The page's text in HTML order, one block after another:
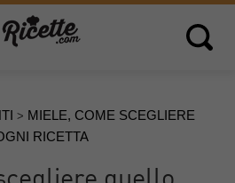
Open
> MIELE, COME SCEGLIERE
RICETTA